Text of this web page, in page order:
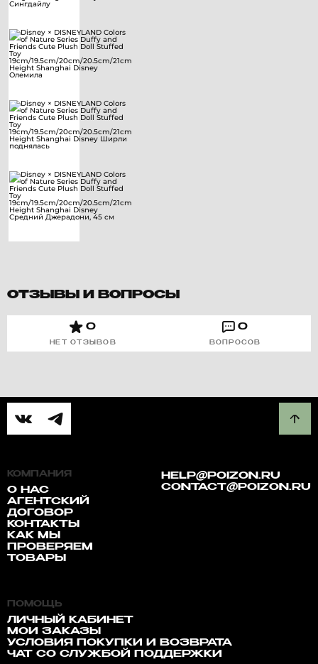
ОТЗЫВЫ И ВОПРОСЫ
0
НЕТ ОТЗЫВОВ
0
ВОПРОСОВ
КОМПАНИЯ
О НАС
АГЕНТСКИЙ
ДОГОВОР
КОНТАКТЫ
КАК МЫ
ПРОВЕРЯЕМ
ТОВАРЫ
HELP@POIZON.RU
CONTACT@POIZON.RU
ПОМОЩЬ
ЛИЧНЫЙ КАБИНЕТ
МОИ ЗАКАЗЫ
УСЛОВИЯ ПОКУПКИ И ВОЗВРАТА
ЧАТ СО СЛУЖБОЙ ПОДДЕРЖКИ